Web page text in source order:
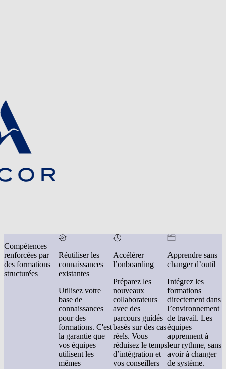
Compétences
renforcées par
des formations
structurées
Réutiliser les
connaissances
existantes
Utilisez votre
base de
connaissances
pour des
formations. C'est
la garantie que
vos équipes
utilisent les
mêmes
Accélérer
l’onboarding
Préparez les
nouveaux
collaborateurs
avec des
parcours guidés
basés sur des cas
réels. Vous
réduisez le temps
d’intégration et
vos conseillers
Apprendre sans
changer d’outil
Intégrez les
formations
directement dans
l’environnement
de travail. Les
équipes
apprennent à
leur rythme, sans
avoir à changer
de système.